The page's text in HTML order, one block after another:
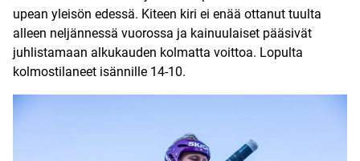
upean yleisön edessä. Kiteen kiri ei enää ottanut tuulta
alleen neljännessä vuorossa ja kainuulaiset pääsivät
juhlistamaan alkukauden kolmatta voittoa. Lopulta
kolmostilaneet isännille 14-10.